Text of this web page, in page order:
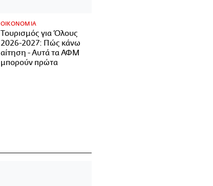
ΟΙΚΟΝΟΜΙΑ
Τουρισμός για Όλους
2026-2027: Πώς κάνω
αίτηση - Αυτά τα ΑΦΜ
μπορούν πρώτα